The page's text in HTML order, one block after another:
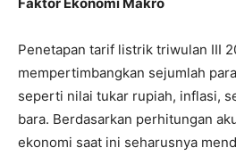
Faktor Ekonomi Makro
Penetapan tarif listrik triwulan III
mempertimbangkan sejumlah
seperti nilai tukar rupiah, inflasi,
bara. Berdasarkan perhitungan
ekonomi saat ini seharusnya